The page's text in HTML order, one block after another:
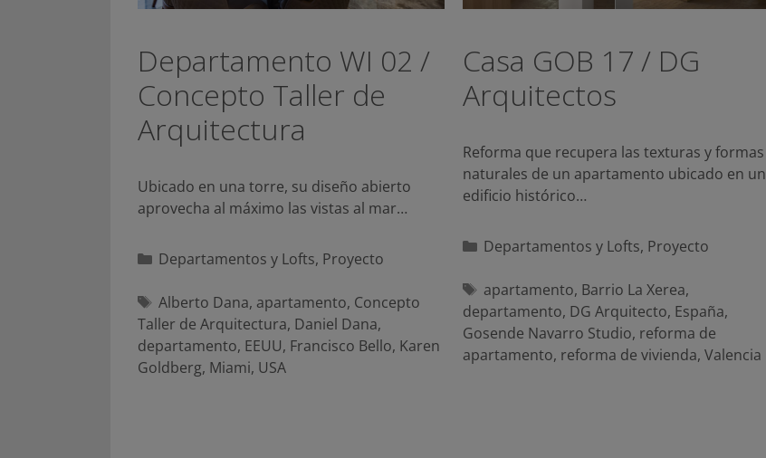
Departamento WI 02 /
Concepto Taller de
Arquitectura
Ubicado en una torre, su diseño abierto
aprovecha al máximo las vistas al mar…
Categorías
Departamentos y Lofts, Proyecto
Etiquetas
Alberto Dana, apartamento, Concepto
Taller de Arquitectura, Daniel Dana,
departamento, EEUU, Francisco Bello, Karen
Goldberg, Miami, USA
Casa GOB 17 / DG
Arquitectos
Reforma que recupera las texturas y formas
naturales de un apartamento ubicado en un
edificio histórico…
Categorías
Departamentos y Lofts, Proyecto
Etiquetas
apartamento, Barrio La Xerea,
departamento, DG Arquitecto, España,
Gosende Navarro Studio, reforma de
apartamento, reforma de vivienda, Valencia